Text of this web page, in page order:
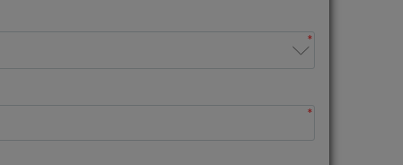
*
*